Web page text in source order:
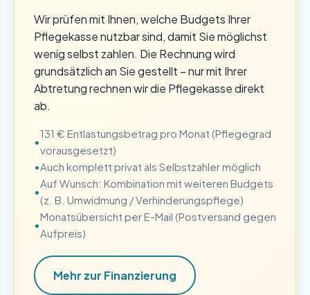
Wir prüfen mit Ihnen, welche Budgets Ihrer
Pflegekasse nutzbar sind, damit Sie möglichst
wenig selbst zahlen. Die Rechnung wird
grundsätzlich an Sie gestellt – nur mit Ihrer
Abtretung rechnen wir die Pflegekasse direkt
ab.
131 € Entlastungsbetrag pro Monat (Pflegegrad
vorausgesetzt)
Auch komplett privat als Selbstzahler möglich
Auf Wunsch: Kombination mit weiteren Budgets
(z. B. Umwidmung / Verhinderungspflege)
Monatsübersicht per E-Mail (Postversand gegen
Aufpreis)
Mehr zur Finanzierung